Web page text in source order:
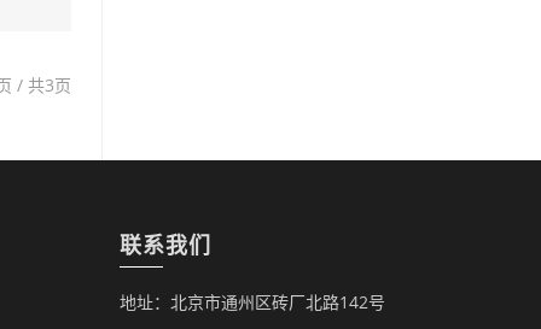
/ 共3页
联系我们
地址：北京市通州区砖厂北路142号